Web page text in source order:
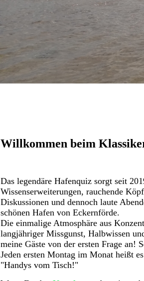
Willkommen beim
Das legendäre Hafenquiz sorgt seit
Wissenserweiterungen, rauchende
Diskussionen und dennoch laute
schönen Hafen von Eckernförde.
Die einmalige Atmosphäre aus
langjähriger Missgunst, Halbwissen
meine Gäste von der ersten Frage an!
Jeden ersten Montag im Monat heißt
"Handys vom Tisch!"